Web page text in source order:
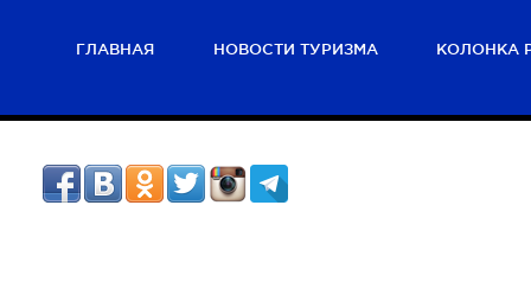
ГЛАВНАЯ НОВОСТИ ТУРИЗМА КОЛОНКА